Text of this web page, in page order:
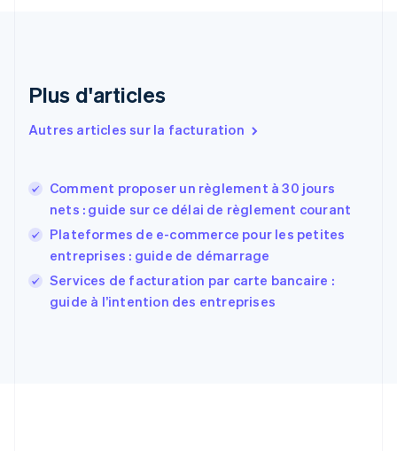
Plus d'articles
Autres articles sur la facturation
Comment proposer un règlement à 30 jours
nets : guide sur ce délai de règlement courant
Plateformes de e-commerce pour les petites
entreprises : guide de démarrage
Services de facturation par carte bancaire :
guide à l’intention des entreprises
Español English
English
Finlande
EnglishSvenska
FrançaisEnglish
Gibraltar
English
Grèce
English